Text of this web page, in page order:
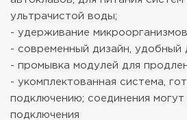
ультрачистой воды;
- удерживание
- современный дизайн, удобный
- промывка модулей для
- укомплектованная система,
подключению; соединения могут
подключения